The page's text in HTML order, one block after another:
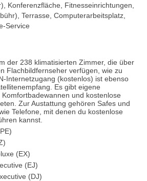
Konferenzfläche, Fitnesseinrichtungen,
Terrasse, Computerarbeitsplatz,
Service
der 238 klimatisierten Zimmer, die über
Flachbildfernseher verfügen, wie zu
Internetzugang (kostenlos) ist ebenso
Es gibt eigene
Komfortbadewannen und kostenlose
Zur Austattung gehören Safes und
Telefone, mit denen du kostenlose
kannst.
(EX)
(EJ)
(DJ)